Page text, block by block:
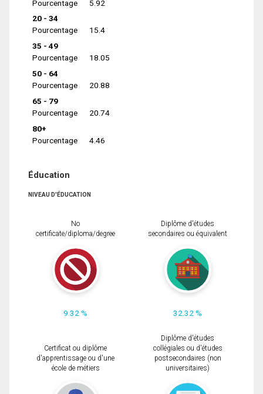
Pourcentage
5.92
20 - 34
Pourcentage
15.4
35 - 49
Pourcentage
18.05
50 - 64
Pourcentage
20.88
65 - 79
Pourcentage
20.74
80+
Pourcentage
4.46
Éducation
NIVEAU D'ÉDUCATION
No
certificate/diploma/degree
9.32 %
Diplôme d'études
secondaires ou équivalent
32.32 %
Certificat ou diplôme
d'apprentissage ou d'une
école de métiers
Diplôme d'études
collégiales ou d'études
postsecondaires (non
universitaires)